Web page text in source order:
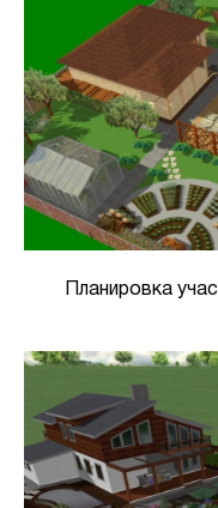
Планировка